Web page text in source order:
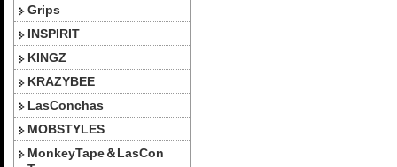
Grips
INSPIRIT
KINGZ
KRAZYBEE
LasConchas
MOBSTYLES
MonkeyTape＆LasCon